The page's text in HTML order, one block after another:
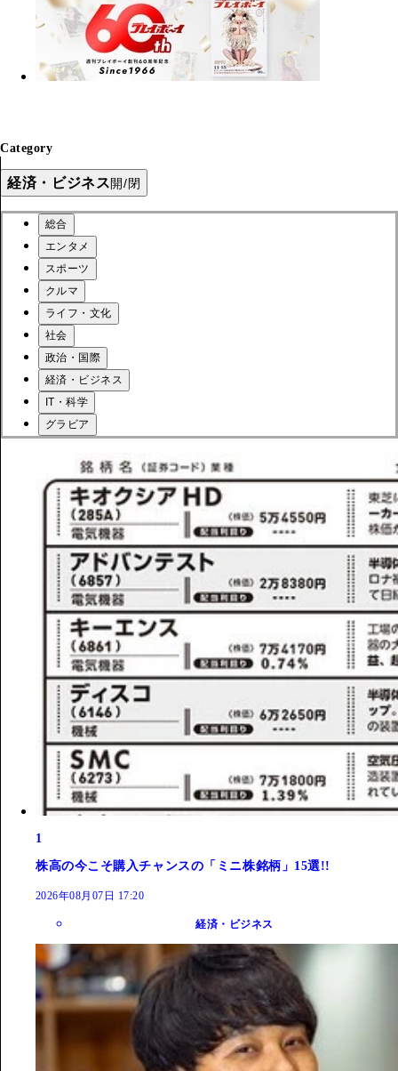
Category
経済・ビジネス開/閉
総合
エンタメ
スポーツ
クルマ
ライフ・文化
社会
政治・国際
経済・ビジネス
IT・科学
グラビア
1
株高の今こそ購入チャンスの「ミニ株銘柄」15選!!
2026年08月07日 17:20
経済・ビジネス